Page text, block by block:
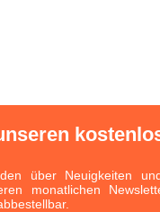
über Neuigkeiten
monatlichen